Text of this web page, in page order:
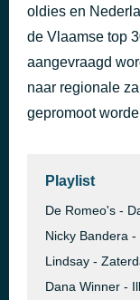
No
oldies en
de Vlaamse top
aangevraagd
naar regionale
gepromoot
Playlist
De Romeo's -
Nicky Bandera
Lindsay -
Dana Winner -